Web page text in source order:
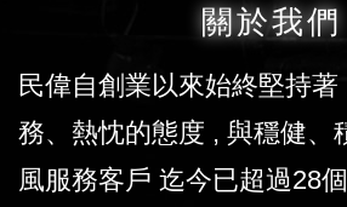
關於我們
民偉自創業以來始終堅持著
務、熱忱的態度 , 與穩健、
風服務客戶 迄今已超過28